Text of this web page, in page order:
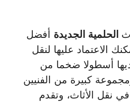
الحلمية الجديدة أفضل
الاعتماد عليها لنقل
أسطولا ضخما من
كبيرة من الفنيين
نقل الأثاث، وتقدم